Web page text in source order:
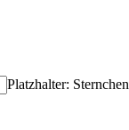
Platzhalter: